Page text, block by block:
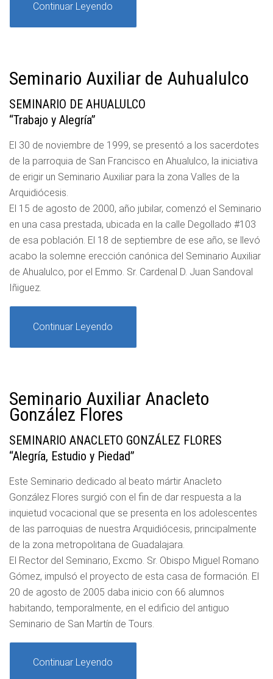
Continuar Leyendo
Seminario Auxiliar de Auhualulco
SEMINARIO DE AHUALULCO
“Trabajo y Alegría”
El 30 de noviembre de 1999, se presentó a los sacerdotes
de la parroquia de San Francisco en Ahualulco, la iniciativa
de erigir un Seminario Auxiliar para la zona Valles de la
Arquidiócesis.
El 15 de agosto de 2000, año jubilar, comenzó el Seminario
en una casa prestada, ubicada en la calle Degollado #103
de esa población. El 18 de septiembre de ese año, se llevó
acabo la solemne erección canónica del Seminario Auxiliar
de Ahualulco, por el Emmo. Sr. Cardenal D. Juan Sandoval
Iñiguez.
Continuar Leyendo
Seminario Auxiliar Anacleto
González Flores
SEMINARIO ANACLETO GONZÁLEZ FLORES
“Alegría, Estudio y Piedad”
Este Seminario dedicado al beato mártir Anacleto
González Flores surgió con el fin de dar respuesta a la
inquietud vocacional que se presenta en los adolescentes
de las parroquias de nuestra Arquidiócesis, principalmente
de la zona metropolitana de Guadalajara.
El Rector del Seminario, Excmo. Sr. Obispo Miguel Romano
Gómez, impulsó el proyecto de esta casa de formación. El
20 de agosto de 2005 daba inicio con 66 alumnos
habitando, temporalmente, en el edificio del antiguo
Seminario de San Martín de Tours.
Continuar Leyendo